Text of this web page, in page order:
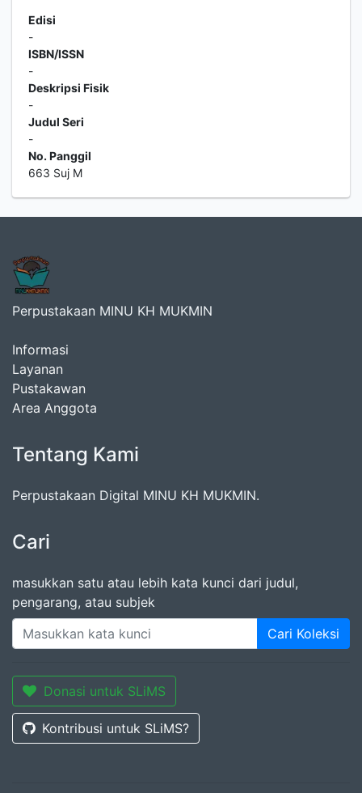
Edisi
-
ISBN/ISSN
-
Deskripsi Fisik
-
Judul Seri
-
No. Panggil
663 Suj M
Perpustakaan MINU KH MUKMIN
Informasi
Layanan
Pustakawan
Area Anggota
Tentang Kami
Perpustakaan Digital MINU KH MUKMIN.
Cari
masukkan satu atau lebih kata kunci dari judul,
pengarang, atau subjek
Cari Koleksi
Donasi untuk SLiMS
Kontribusi untuk SLiMS?